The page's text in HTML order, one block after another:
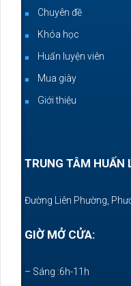
Chuyên đề
Khóa học
Huấn luyện viên
Mua giày
Giới thiệu
TRUNG TÂM HUẤN
Đường Liên Phường,
GIỜ MỞ CỬA:
– Sáng :6h-11h